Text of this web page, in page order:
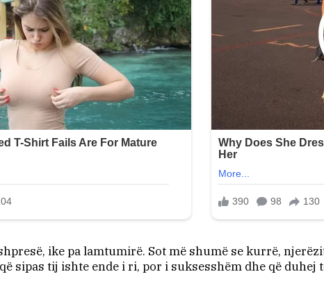
ike pa lamtumirë. Sot më shumë se kurrë,
sipas tij ishte ende i ri, por i suksesshëm dhe që duhej